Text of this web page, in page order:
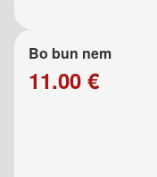
Bo bun nem
11.00 €